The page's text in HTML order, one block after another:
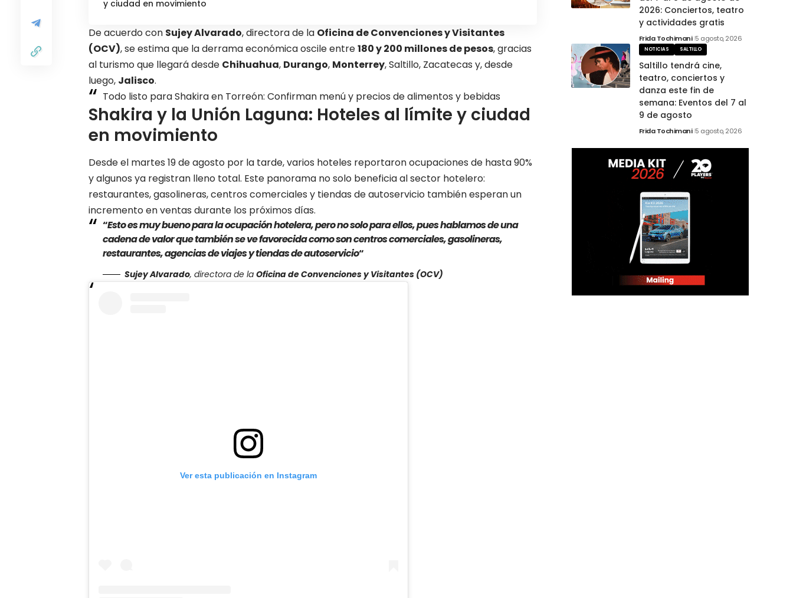
y ciudad en movimiento
De acuerdo con Sujey Alvarado, directora de la Oficina de Convenciones y Visitantes
(OCV), seestima que la derrama económicaoscile entre180 y 200 millones de pesos, gracias
al turismo que llegará desde Chihuahua, Durango, Monterrey, Saltillo, Zacatecas y, desde
luego, Jalisco.
Todo listo para Shakira en Torreón: Confirman menú y precios de alimentos y bebidas
Shakira y la Unión Laguna: Hoteles al límite y ciudad
en movimiento
Desde el martes 19 de agosto por la tarde, varios hoteles reportaron ocupaciones de hasta 90%
y algunos ya registran lleno total. Este panorama no solo beneficia al sector hotelero:
restaurantes, gasolineras, centros comerciales y tiendas de autoservicio también esperan un
incremento en ventas durante los próximos días.
“Esto es muy bueno para la ocupación hotelera, pero no solo para ellos, pues hablamos de una
cadena de valor que también se ve favorecida como son centros comerciales, gasolineras,
restaurantes, agencias de viajes y tiendas de autoservicio“
Sujey Alvarado, directora de la Oficina de Convenciones y Visitantes (OCV)
Ver esta publicación en Instagram
2026: Conciertos, teatro
y actividades gratis
Frida Tochimani 5 agosto, 2026
NOTICIAS SALTILLO
Saltillo tendrá cine,
teatro, conciertos y
danza este fin de
semana: Eventos del 7 al
9 de agosto
Frida Tochimani 5 agosto, 2026